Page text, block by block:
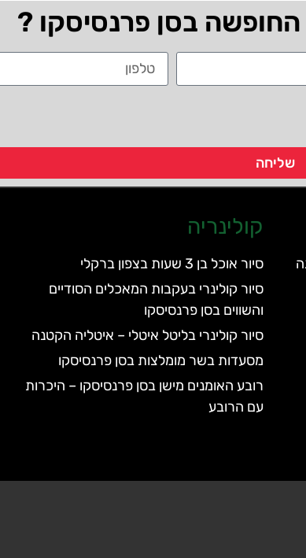
החופשה בסן פרנסיסקו ?
שליחה
קולינריה
סיור אוכל בן 3 שעות בצפון ברקלי
סיור קולינרי בעקבות המאכלים הסודיים
והשווים בסן פרנסיסקו
סיור קולינרי בליטל איטלי – איטליה הקטנה
מסעדות בשר מומלצות בסן פרנסיסקו
רובע האומנים מישן בסן פרנסיסקו – היכרות
עם הרובע